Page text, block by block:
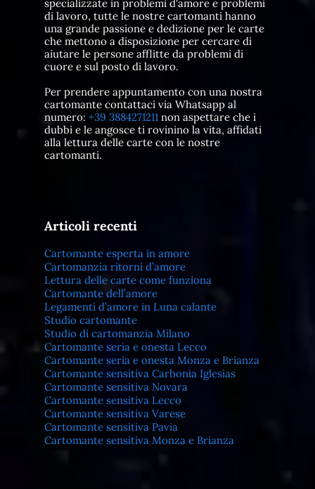
specializzate in problemi d'amore e problemi
di lavoro, tutte le nostre cartomanti hanno
una grande passione e dedizione per le carte
che mettono a disposizione per cercare di
aiutare le persone afflitte da problemi di
cuore e sul posto di lavoro.
Per prendere appuntamento con una nostra
cartomante contattaci via Whatsapp al
numero: +39 3884271211 non aspettare che i
dubbi e le angosce ti rovinino la vita, affidati
alla lettura delle carte con le nostre
cartomanti.
Articoli recenti
Cartomante esperta in amore
Cartomanzia ritorni d’amore
Lettura delle carte come funziona
Cartomante dell’amore
Legamenti d’amore in Luna calante
Studio cartomante
Studio di cartomanzia Milano
Cartomante seria e onesta Lecco
Cartomante seria e onesta Monza e Brianza
Cartomante sensitiva Carbonia Iglesias
Cartomante sensitiva Novara
Cartomante sensitiva Lecco
Cartomante sensitiva Varese
Cartomante sensitiva Pavia
Cartomante sensitiva Monza e Brianza